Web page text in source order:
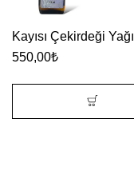
Kayısı Çekirdeği Yağı
550,00₺